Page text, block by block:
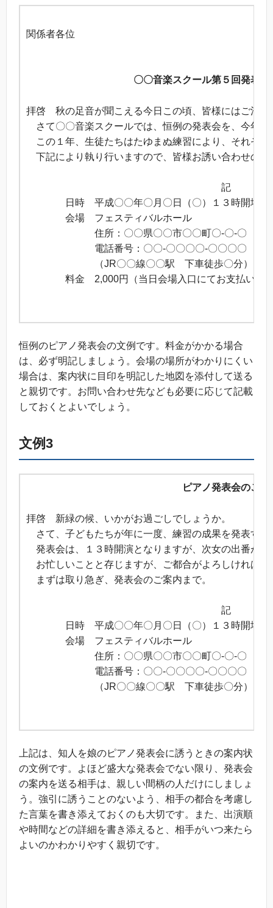
関係者各位
〇〇音楽スクール第５回発表会
拝啓 秋の足音が聞こえる今日この頃、皆様にはご清祥
さて〇〇音楽スクールでは、恒例の発表会を、今年
この１年、生徒たちはたゆまぬ練習により、それぞ
下記により執り行いますので、皆様お誘い合わせの
記
日時 平成〇〇年〇月〇日（〇）１３時開場
会場 フェスティバルホール
住所：〇〇県〇〇市〇〇町〇-〇-〇
電話番号：〇〇-〇〇〇〇-〇〇〇〇
（JR〇〇線〇〇駅 下車徒歩〇分）
料金 2,000円（当日会場入口にてお支払いく
恒例のピアノ発表会の文例です。料金がかかる場合
は、必ず明記しましょう。会場の場所がわかりにくい
場合は、案内状に目印を明記した地図を添付して送る
と親切です。お問い合わせ先なども必要に応じて記載
しておくとよいでしょう。
文例3
ピアノ発表会のご案
拝啓 新緑の候、いかがお過ごしでしょうか。
さて、子どもたちが年に一度、練習の成果を発表す
発表会は、１３時開演となりますが、次女の出番が
お忙しいことと存じますが、ご都合がよろしければ
まずは取り急ぎ、発表会のご案内まで。
記
日時 平成〇〇年〇月〇日（〇）１３時開場
会場 フェスティバルホール
住所：〇〇県〇〇市〇〇町〇-〇-〇
電話番号：〇〇-〇〇〇〇-〇〇〇〇
（JR〇〇線〇〇駅 下車徒歩〇分）
上記は、知人を娘のピアノ発表会に誘うときの案内状
の文例です。よほど盛大な発表会でない限り、発表会
の案内を送る相手は、親しい間柄の人だけにしましょ
う。強引に誘うことのないよう、相手の都合を考慮し
た言葉を書き添えておくのも大切です。また、出演順
や時間などの詳細を書き添えると、相手がいつ来たら
よいのかわかりやすく親切です。